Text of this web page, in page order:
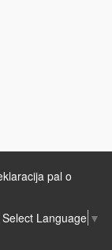
pal o
Select Language ▼